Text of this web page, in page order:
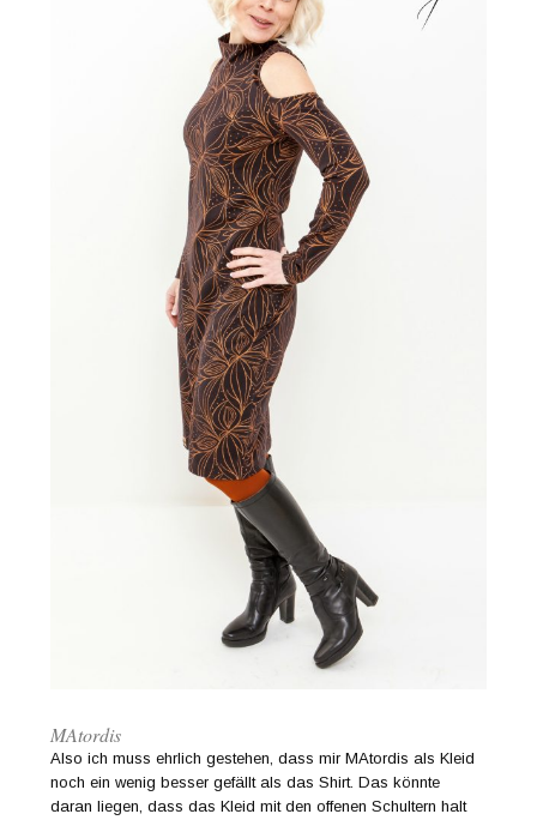
MAtordis
Also ich muss ehrlich gestehen, dass mir MAtordis als Kleid
noch ein wenig besser gefällt als das Shirt. Das könnte
daran liegen, dass das Kleid mit den offenen Schultern halt